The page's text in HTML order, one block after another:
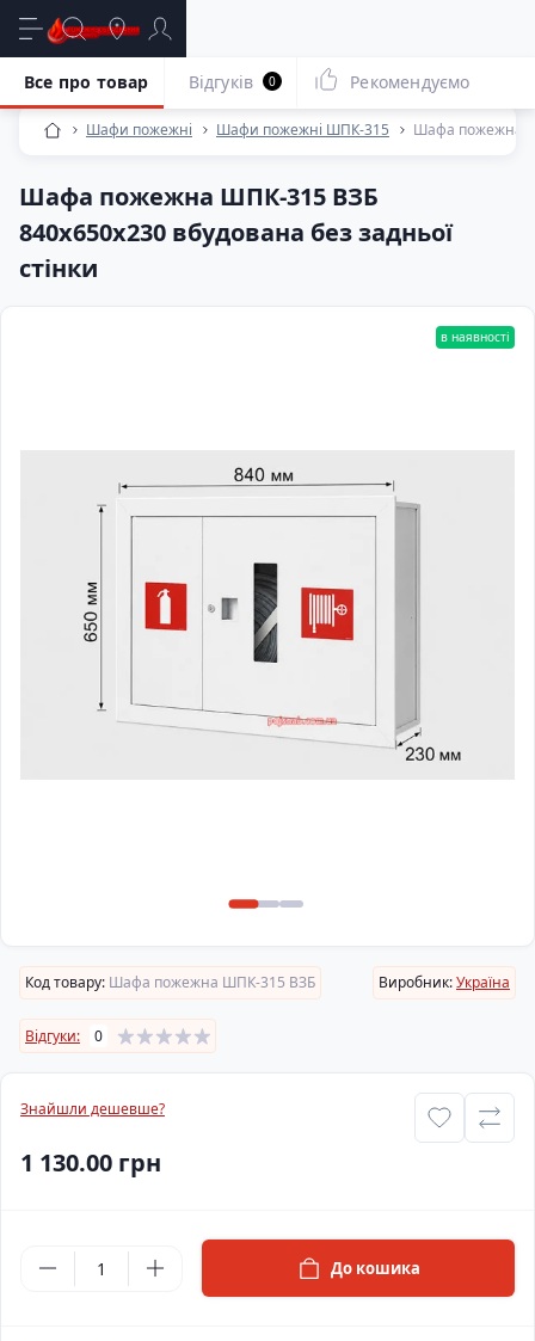
Шафи пожежні Шафи пожежні ШПК-315 Шафа пожежна
Шафа пожежна ШПК-315 ВЗБ
840х650х230 вбудована без задньої
стінки
Все про товар Відгуків 0 Рекомендуємо
в наявності
Код товару: Шафа пожежна ШПК-315 ВЗБ Виробник:Україна
Відгуки: 0
Знайшли дешевше?
1 130.00 грн
До кошика